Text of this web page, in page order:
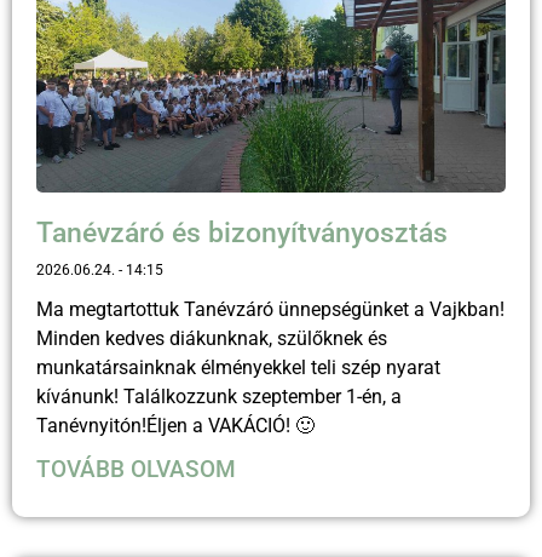
Tanévzáró és bizonyítványosztás
2026.06.24. 14:15
Ma megtartottuk Tanévzáró ünnepségünket a Vajkban!
Minden kedves diákunknak, szülőknek és
munkatársainknak élményekkel teli szép nyarat
kívánunk! Találkozzunk szeptember 1-én, a
Tanévnyitón!Éljen a VAKÁCIÓ! 🙂
TOVÁBB OLVASOM